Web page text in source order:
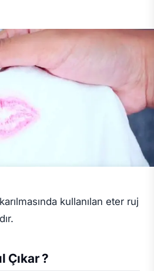
kullanılan eter ruj
Çıkar ?